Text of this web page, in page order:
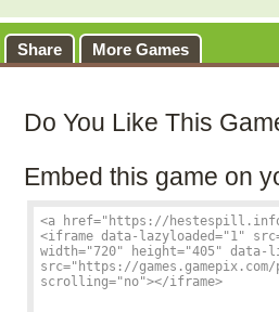
Share More Games
Do You Like This
Embed this game on